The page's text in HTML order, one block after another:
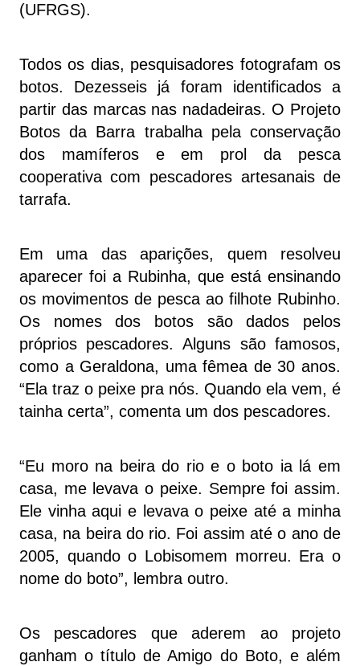
(UFRGS).
Todos os dias, pesquisadores fotografam os
botos. Dezesseis já foram identificados a
partir das marcas nas nadadeiras. O Projeto
Botos da Barra trabalha pela conservação
dos mamíferos e em prol da pesca
cooperativa com pescadores artesanais de
tarrafa.
Em uma das aparições, quem resolveu
aparecer foi a Rubinha, que está ensinando
os movimentos de pesca ao filhote Rubinho.
Os nomes dos botos são dados pelos
próprios pescadores. Alguns são famosos,
como a Geraldona, uma fêmea de 30 anos.
“Ela traz o peixe pra nós. Quando ela vem, é
tainha certa”, comenta um dos pescadores.
“Eu moro na beira do rio e o boto ia lá em
casa, me levava o peixe. Sempre foi assim.
Ele vinha aqui e levava o peixe até a minha
casa, na beira do rio. Foi assim até o ano de
2005, quando o Lobisomem morreu. Era o
nome do boto”, lembra outro.
Os pescadores que aderem ao projeto
ganham o título de Amigo do Boto, e além